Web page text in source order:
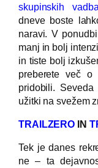
skupinskih
dneve boste
naravi. V
manj in bolj
in tiste bolj
preberete več
pridobili.
užitki na svežem
TRAILZERO IN
Tek je danes
ne – ta